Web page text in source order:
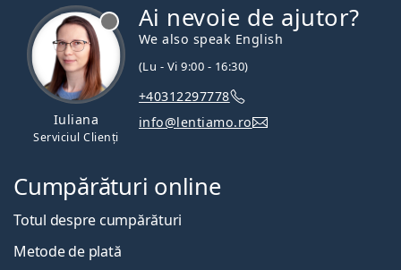
Iuliana
Serviciul Clienți
Ai nevoie de ajutor?
We also speak English
(Lu - Vi 9:00 - 16:30)
+40312297778
info@lentiamo.ro
Cumpărături online
Totul despre cumpărături
Metode de plată